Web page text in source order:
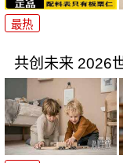
最热
共创未来 2026